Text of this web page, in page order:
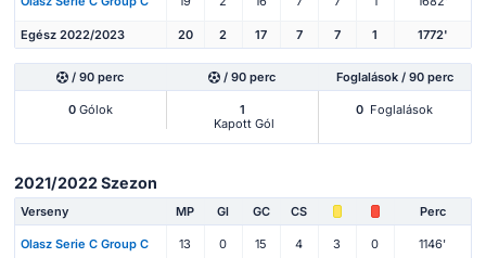
Egész 2022/2023 20 2 17 7 7 1 1772'
/ 90 perc / 90 perc Foglalások / 90 perc
0Gólok
1
Kapott Gól
0 Foglalások
2021/2022 Szezon
Verseny MP Gl GC CS Perc
Olasz Serie C Group C 13 0 15 4 3 0 1146'